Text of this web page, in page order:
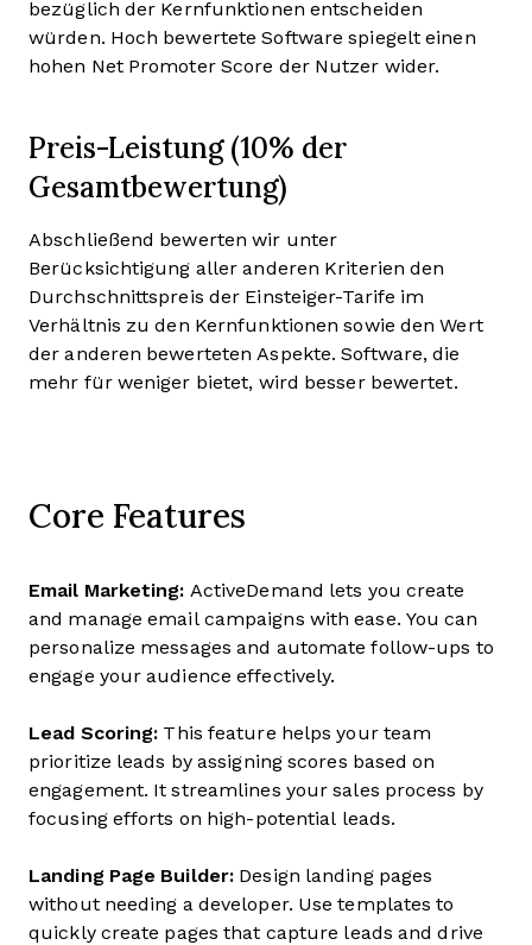
bezüglich der Kernfunktionen entscheiden
würden. Hoch bewertete Software spiegelt einen
hohen Net Promoter Score der Nutzer wider.
Preis-Leistung (10% der
Gesamtbewertung)
Abschließend bewerten wir unter
Berücksichtigung aller anderen Kriterien den
Durchschnittspreis der Einsteiger-Tarife im
Verhältnis zu den Kernfunktionen sowie den Wert
der anderen bewerteten Aspekte. Software, die
mehr für weniger bietet, wird besser bewertet.
Core Features
Email Marketing: ActiveDemand lets you create
and manage email campaigns with ease. You can
personalize messages and automate follow-ups to
engage your audience effectively.
Lead Scoring: This feature helps your team
prioritize leads by assigning scores based on
engagement. It streamlines your sales process by
focusing efforts on high-potential leads.
Landing Page Builder: Design landing pages
without needing a developer. Use templates to
quickly create pages that capture leads and drive